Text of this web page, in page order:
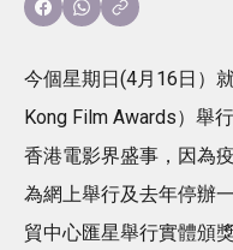
今個星期日(4月16日）
Kong Film Awards）舉
香港電影界盛事，因為
為網上舉行及去年停辦
貿中心匯星舉行實體頒